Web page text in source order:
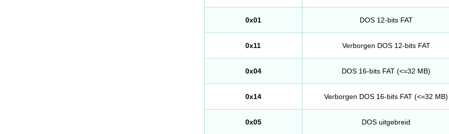
0x01 DOS 12-bits FAT
0x11 Verborgen DOS 12-bits FAT
0x04 DOS 16-bits FAT (<=32 MB)
0x14 Verborgen DOS 16-bits FAT (<=32 MB)
0x05 DOS uitgebreid